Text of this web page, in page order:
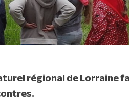
régional de